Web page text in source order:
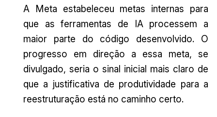
A Meta estabeleceu metas internas para
que as ferramentas de IA processem a
maior parte do código desenvolvido. O
progresso em direção a essa meta, se
divulgado, seria o sinal inicial mais claro de
que a justificativa de produtividade para a
reestruturação está no caminho certo.